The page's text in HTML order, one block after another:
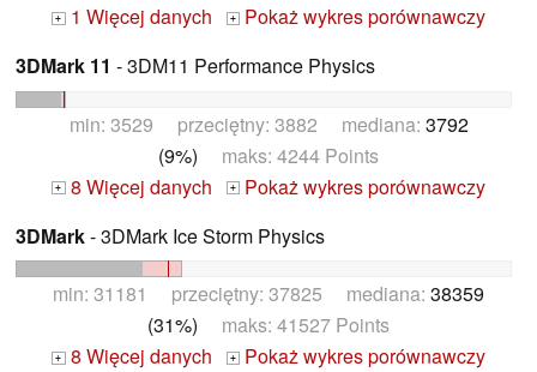
+ 1 Więcej danych +
Pokaż wykres porównawczy
3DMark 11 - 3DM11 Performance Physics
min: 3529 przeciętny: 3882 mediana: 3792
(9%) maks: 4244 Points
+ 8 Więcej danych +
Pokaż wykres porównawczy
3DMark- 3DMark Ice Storm Physics
min: 31181 przeciętny: 37825 mediana: 38359
(31%) maks: 41527 Points
+ 8 Więcej danych +
Pokaż wykres porównawczy